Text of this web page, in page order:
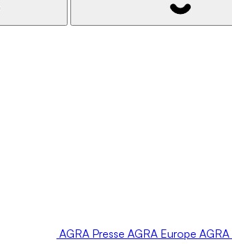
AGRA Presse AGRA Europe AGRA